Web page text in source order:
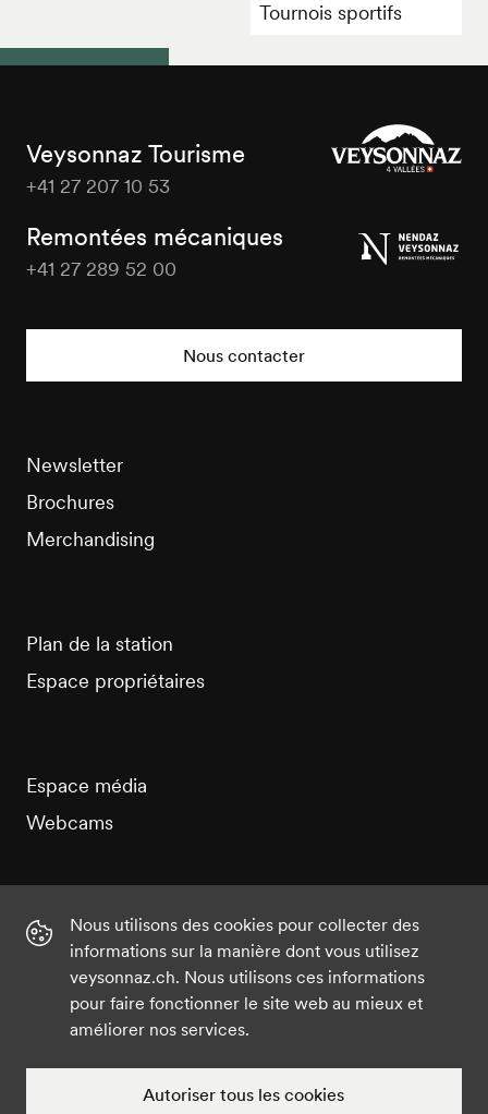
Tournois sportifs
Veysonnaz Tourisme
+41 27 207 10 53
Remontées mécaniques
+41 27 289 52 00
Nous contacter
Newsletter
Brochures
Merchandising
Plan de la station
Espace propriétaires
Espace média
Webcams
Facebook Twitter YouTube
Nous utilisons des cookies pour collecter des
informations sur la manière dont vous utilisez
veysonnaz.ch. Nous utilisons ces informations
pour faire fonctionner le site web au mieux et
améliorer nos services.